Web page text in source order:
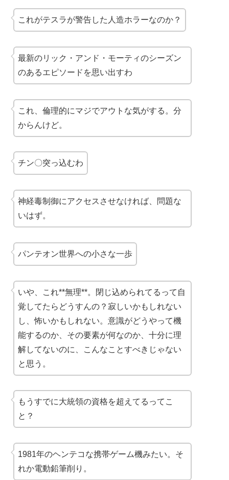
これがテスラが警告した人造ホラーなのか？
最新のリック・アンド・モーティのシーズン
のあるエピソードを思い出すわ
これ、倫理的にマジでアウトな気がする。分
からんけど。
チン〇突っ込むわ
神経毒制御にアクセスさせなければ、問題な
いはず。
パンテオン世界への小さな一歩
いや、これ**無理**。閉じ込められてるって自
覚してたらどうすんの？寂しいかもしれない
し、怖いかもしれない。意識がどうやって機
能するのか、その要素が何なのか、十分に理
解してないのに、こんなことすべきじゃない
と思う。
もうすでに大統領の資格を超えてるってこ
と？
1981年のヘンテコな携帯ゲーム機みたい。そ
れか電動鉛筆削り。